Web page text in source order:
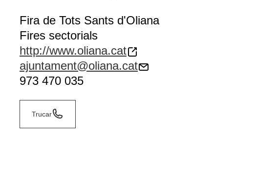
Fira de Tots Sants d'Oliana
Fires sectorials
http://www.oliana.cat
ajuntament@oliana.cat
973 470 035
Trucar